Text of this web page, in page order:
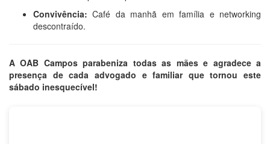
Convivência: Café da manhã em família e networking
descontraído.
A OAB Campos parabeniza todas as mães e agradece a
presença de cada advogado e familiar que tornou este
sábado inesquecível!